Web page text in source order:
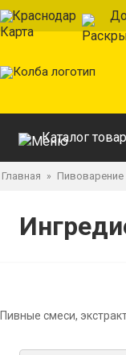
Краснодар
Каталог
Главная » Пивоварение
Пивные смеси,